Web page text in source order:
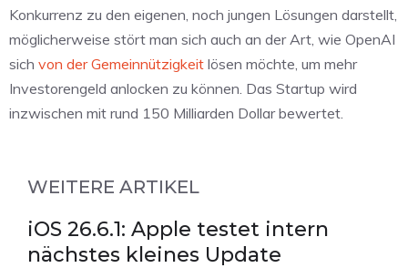
Konkurrenz zu den eigenen, noch jungen Lösungen darstellt,
möglicherweise stört man sich auch an der Art, wie OpenAI
sich von der Gemeinnützigkeit lösen möchte, um mehr
Investorengeld anlocken zu können. Das Startup wird
inzwischen mit rund 150 Milliarden Dollar bewertet.
WEITERE ARTIKEL
iOS 26.6.1: Apple testet intern
nächstes kleines Update